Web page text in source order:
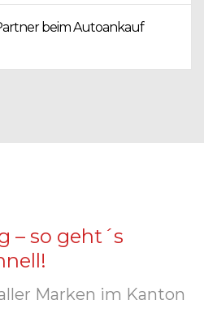
beimAutoankauf
– so geht´s
Marken im Kanton